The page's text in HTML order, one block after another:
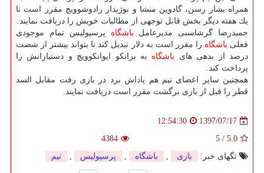
همراه بشار رسن، گادوین منشا و بوژیدار رادوشوویچ مقرر است تا
یك هفته دیگر بخش قابل توجهی از مطالبات خویش را دریافت نمایند.
حمیدرضا گرشاسبی مدیرعامل باشگاه پرسپولیس تمام موجودی
فعلی باشگاه را مقرر است به دلار تبدیل كند تا بتواند بیشتر از شصت
درصد از بدهی های باشگاه به برانكو ایوانكوویچ و دستیارانش را
پرداخت كند.
همچنین سایر اعضای تیم هم پاداش برد در بازی رفت مقابل السد
قطر را قبل از بازی برگشت مقرر است دریافت نمایند.
1397/07/17
12:54:30
5.0
/
5
4384
تگهای خبر:
بازی , باشگاه , پرسپولیس , تیم